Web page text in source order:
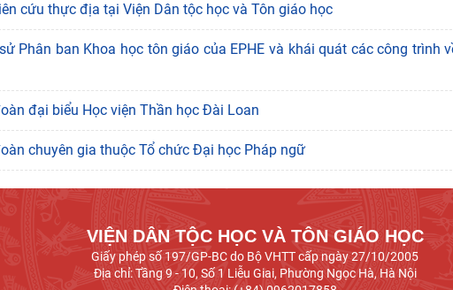
cứu thực địa tại Viện Dân tộc học và Tôn giáo học
Phân ban Khoa học tôn giáo của EPHE và khái quát các công trình
đại biểu Học viện Thần học Đài Loan
chuyên gia thuộc Tổ chức Đại học Pháp ngữ
VIỆN DÂN TỘC HỌC VÀ TÔN GIÁO HỌC
Giấy phép số 197/GP-BC do Bộ VHTT cấp ngày 27/10/2005
Địa chỉ: Tầng 9 - 10, Số 1 Liễu Giai, Phường Ngọc Hà, Hà Nội